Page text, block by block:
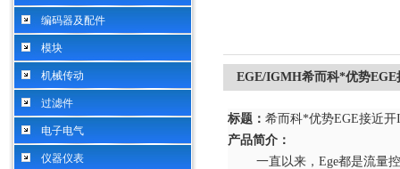
编码器及配件
模块
机械传动
过滤件
电子电气
仪器仪表
EGE/IGMH希而科*优势
标题： 希而科*优势EGE接近
产品简介：
一直以来， Ege都是流量